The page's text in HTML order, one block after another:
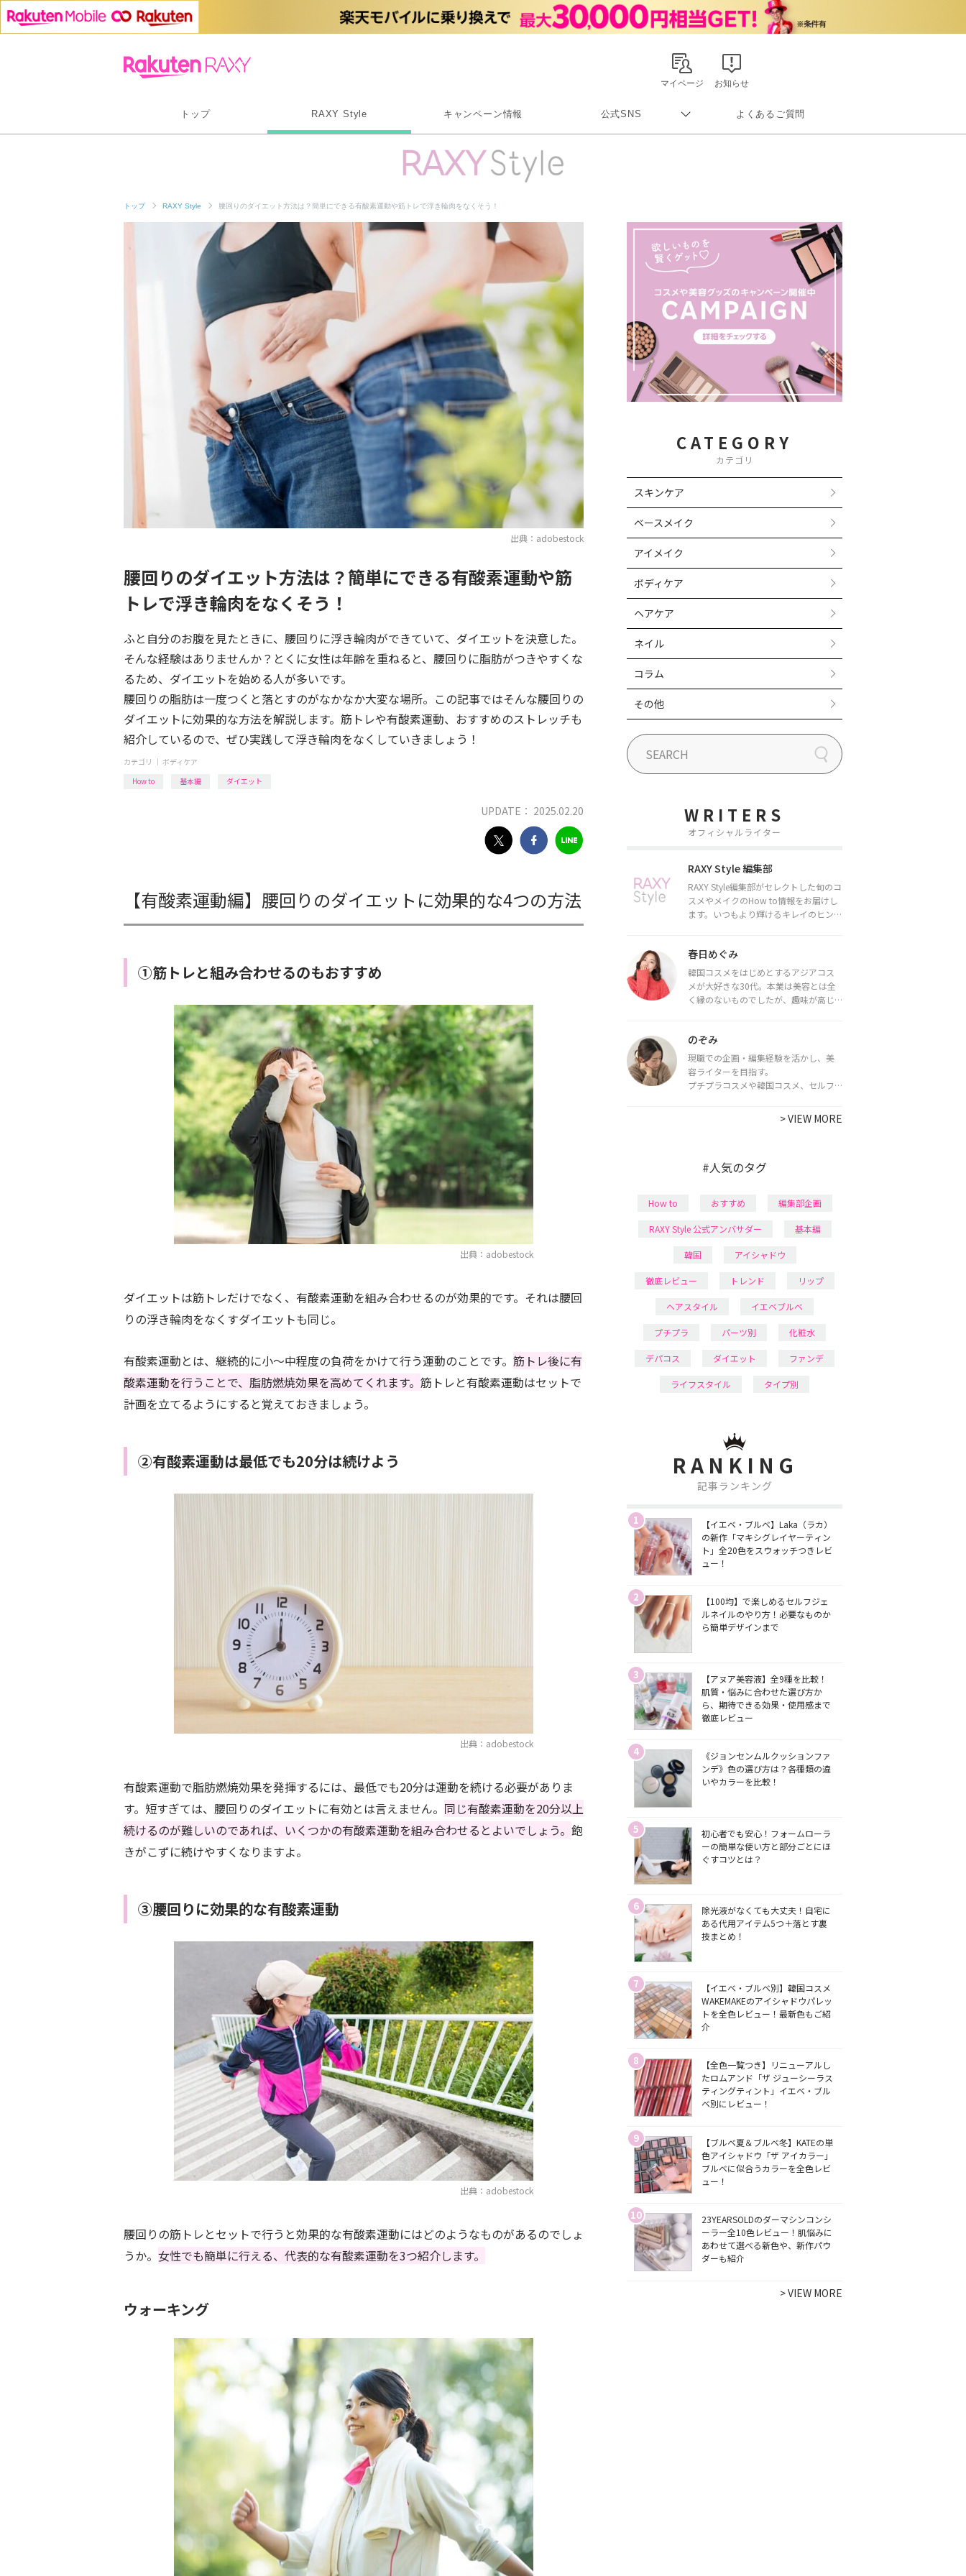
お知らせ
マイページ
トップ RAXY Style キャンペーン情報 公式SNS
Rakuten Link
よくあるご質問
トップ RAXY Style 腰回りのダイエット方法は？簡単にできる有酸素運動や筋トレで浮き輪肉をなくそう！
出典：adobestock
腰回りのダイエット方法は？簡単にできる有酸素運動や筋
トレで浮き輪肉をなくそう！
ふと自分のお腹を見たときに、腰回りに浮き輪肉ができていて、ダイエットを決意した。
そんな経験はありませんか？とくに女性は年齢を重ねると、腰回りに脂肪がつきやすくな
るため、ダイエットを始める人が多いです。
腰回りの脂肪は一度つくと落とすのがなかなか大変な場所。この記事ではそんな腰回りの
ダイエットに効果的な方法を解説します。筋トレや有酸素運動、おすすめのストレッチも
紹介しているので、ぜひ実践して浮き輪肉をなくしていきましょう！
カテゴリ ｜ ボディケア
How to
基本編 ダイエット
UPDATE： 2025.02.20
【有酸素運動編】腰回りのダイエットに効果的な4つの方法
①筋トレと組み合わせるのもおすすめ
出典：adobestock
ダイエットは筋トレだけでなく、有酸素運動を組み合わせるのが効果的です。それは腰回
りの浮き輪肉をなくすダイエットも同じ。
有酸素運動とは、継続的に小～中程度の負荷をかけて行う運動のことです。 筋トレ後に有
酸素運動を行うことで、脂肪燃焼効果を高めてくれます。 筋トレと有酸素運動はセットで
計画を立てるようにすると覚えておきましょう。
②有酸素運動は最低でも20分は続けよう
出典：adobestock
有酸素運動で脂肪燃焼効果を発揮するには、最低でも20分は運動を続ける必要がありま
す。短すぎては、腰回りのダイエットに有効とは言えません。 同じ有酸素運動を20分以上
続けるのが難しいのであれば、いくつかの有酸素運動を組み合わせるとよいでしょう。 飽
きがこずに続けやすくなりますよ。
③腰回りに効果的な有酸素運動
出典：adobestock
腰回りの筋トレとセットで行うと効果的な有酸素運動にはどのようなものがあるのでしょ
うか。 女性でも簡単に行える、代表的な有酸素運動を3つ紹介します。
ウォーキング
CATEGORY
カテゴリ
スキンケア
ベースメイク
アイメイク
ボディケア
ヘアケア
ネイル
コラム
その他
WRITERS
オフィシャルライター
RAXY Style 編集部
RAXY Style編集部がセレクトした旬のコ
スメやメイクのHow to情報をお届けし
ます。いつもより輝けるキレイのヒント
春日めぐみ
韓国コスメをはじめとするアジアコス
メが大好きな30代。本業は美容とは全
く縁のないものでしたが、趣味が高じ
ライターとして活動中。
都内で16タイプパーソナルカラー診
断・顔タイプ診断・骨格診断によるイ
メージコンサルティングも行っていま
のぞみ
現職での企画・編集経験を活かし、美
容ライターを目指す。
プチプラコスメや韓国コスメ、セルフ
で最新情報をチェック。家事や育児の合
間に取り入れられる時短美容テクも実
>VIEW MORE
#人気のタグ
How to おすすめ 編集部企画
RAXY Style 公式アンバサダー 基本編
韓国 アイシャドウ
徹底レビュー トレンド リップ
ヘアスタイル イエベブルベ
プチプラ パーツ別 化粧水
デパコス ダイエット ファンデ
ライフスタイル タイプ別
RANKING
記事ランキング
1
【イエベ・ブルベ】Laka（ラカ）
の新作「マキシグレイヤーティン
ト」全20色をスウォッチつきレビ
ュー！
2
【100均】で楽しめるセルフジェ
ルネイルのやり方！必要なものか
ら簡単デザインまで
3
【アヌア美容液】全9種を比較！
肌質・悩みに合わせた選び方か
ら、期待できる効果・使用感まで
徹底レビュー
4
《ジョンセンムルクッションファ
ンデ》色の選び方は？各種類の違
いやカラーを比較！
5
初心者でも安心！フォームローラ
ーの簡単な使い方と部分ごとにほ
ぐすコツとは？
6
除光液がなくても大丈夫！自宅に
ある代用アイテム5つ＋落とす裏
技まとめ！
7
【イエベ・ブルベ別】韓国コスメ
WAKEMAKEのアイシャドウパレッ
トを全色レビュー！最新色もご紹
介
8
【全色一覧つき】リニューアルし
たロムアンド「ザ ジューシーラス
ティングティント」イエベ・ブル
ベ別にレビュー！
9
【ブルベ夏＆ブルベ冬】KATEの単
色アイシャドウ「ザ アイカラー」
ブルベに似合うカラーを全色レビ
ュー！
10
23YEARSOLDのダーマシンコンシ
ーラー全10色レビュー！肌悩みに
あわせて選べる新色や、新作パウ
ダーも紹介
>VIEW MORE